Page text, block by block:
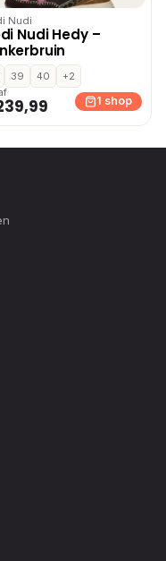
Nudi
Nudi Hedy –
39 40
+2
1 shop